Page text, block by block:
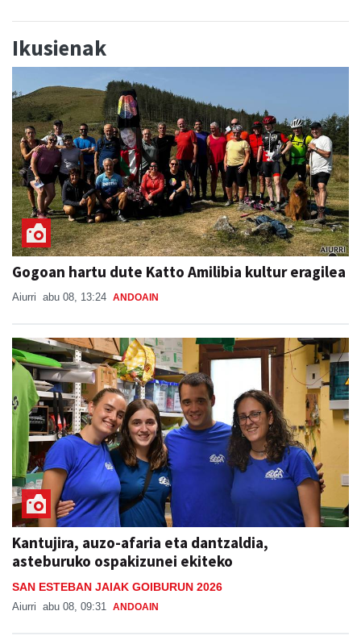
Ikusienak
Gogoan hartu dute Katto Amilibia kultur eragilea
Aiurri abu 08, 13:24 ANDOAIN
Kantujira, auzo-afaria eta dantzaldia,
asteburuko ospakizunei ekiteko
SAN ESTEBAN JAIAK GOIBURUN 2026
Aiurri abu 08, 09:31 ANDOAIN